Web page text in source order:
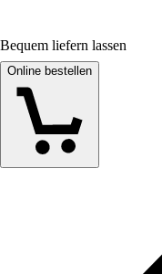
Bequem liefern lassen
Online bestellen